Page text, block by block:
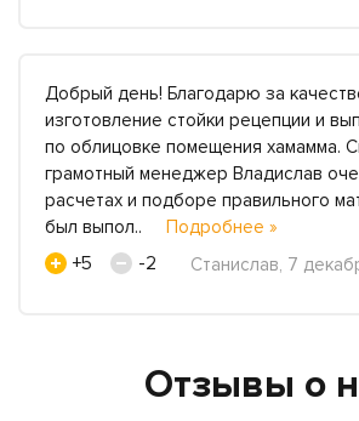
Добрый день! Благодарю за
изготовление стойки рецепции и
по облицовке помещения хамамма.
грамотный менеджер Владислав
расчетах и подборе правильного
был выпол.. Подробнее »
+5
-2 Станислав, 7
Отзывы о